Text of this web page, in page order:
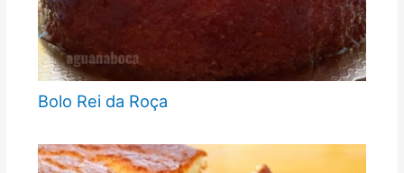
Bolo Rei da Roça